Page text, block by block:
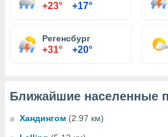
+23° +17°
Регенсбург
+31° +20°
Ближайшие населенные
Хандингом (2.97 км)